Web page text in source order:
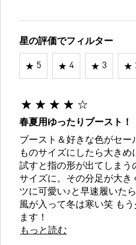
星の評価でフィルター
5 4 3
春夏用ゆったりブースト！
ブースト＆好きな色がセー
ものサイズにしたら大き
試すと指の形が出てしまう
サイズに。その分足が大きく見え
ツに可愛い♪と早速履いた
風が入って冬は寒い笑 も
ます！
もっと読む